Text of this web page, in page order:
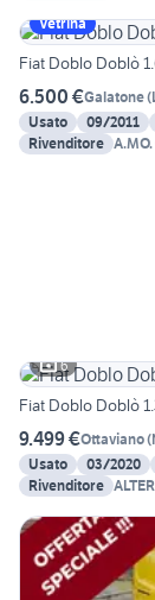
Vetrina
Fiat Doblo Doblò
6.500 €Galatone(
Usato
09/2011
Rivenditore A.MO.
6
Fiat Doblo Doblò
9.499 €Ottaviano(
Usato
03/2020
Rivenditore